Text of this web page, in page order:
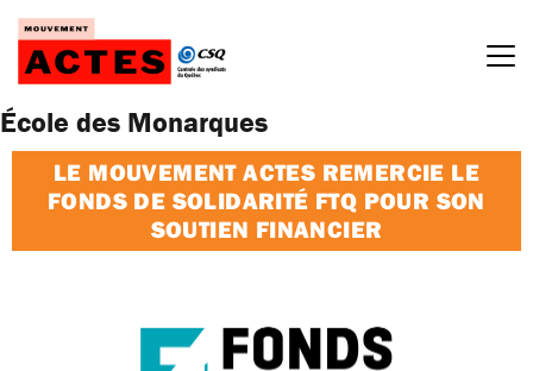
Passer
contenu
École des Monarques
LE MOUVEMENT ACTES REMERCIE LE
FONDS DE SOLIDARITÉ FTQ POUR SON
SOUTIEN FINANCIER